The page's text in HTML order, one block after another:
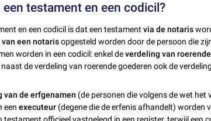
testament en een codicil?
en een codicil is dat een testamentvia de notaris
een notarisopgesteld worden door de persoon die
worden in een codicil: enkel deverdeling van
de verdeling van roerende goederen ook de
van de erfgenamen (de personen die volgens de wet het
eenexecuteur (degene die de erfenis afhandelt) worden